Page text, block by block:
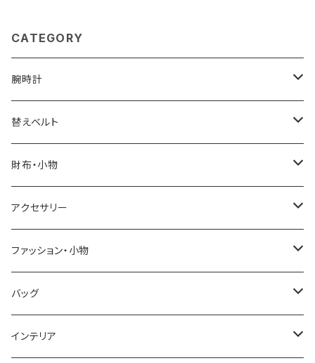
CATEGORY
腕時計
ELGIN
SALVATORE MARRA
CASIO
GRANDEUR
COGU
GAGA MILANO
替えベルト
COACH
DANIEL WELLINGTON
LACOSTE
DIESEL
MICHAEL KORS
財布・小物
SONNE
DUCT
TRANSNUMBER
SAAMA HOMME
アクセサリー
GUCCI
TIFFANY&CO
FOLLI FOLLIE
ファッション・小物
DAKS
栃木レザー
バッグ
MANHATTAN PORTAGE
インテリア